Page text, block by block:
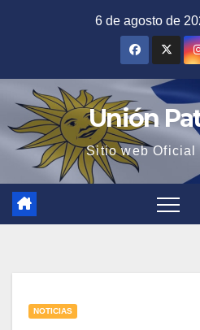
6 de agosto de
Unión
Sitio web Oficial
NOTICIAS